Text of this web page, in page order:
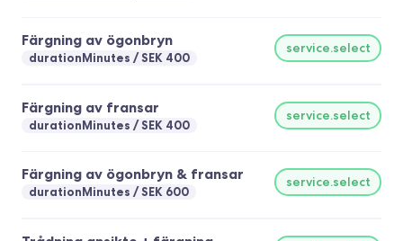
Färgning av ögonbryn
durationMinutes SEK 400
service.select
Färgning av fransar
durationMinutes SEK 400
service.select
Färgning av ögonbryn & fransar
durationMinutes SEK 600
service.select